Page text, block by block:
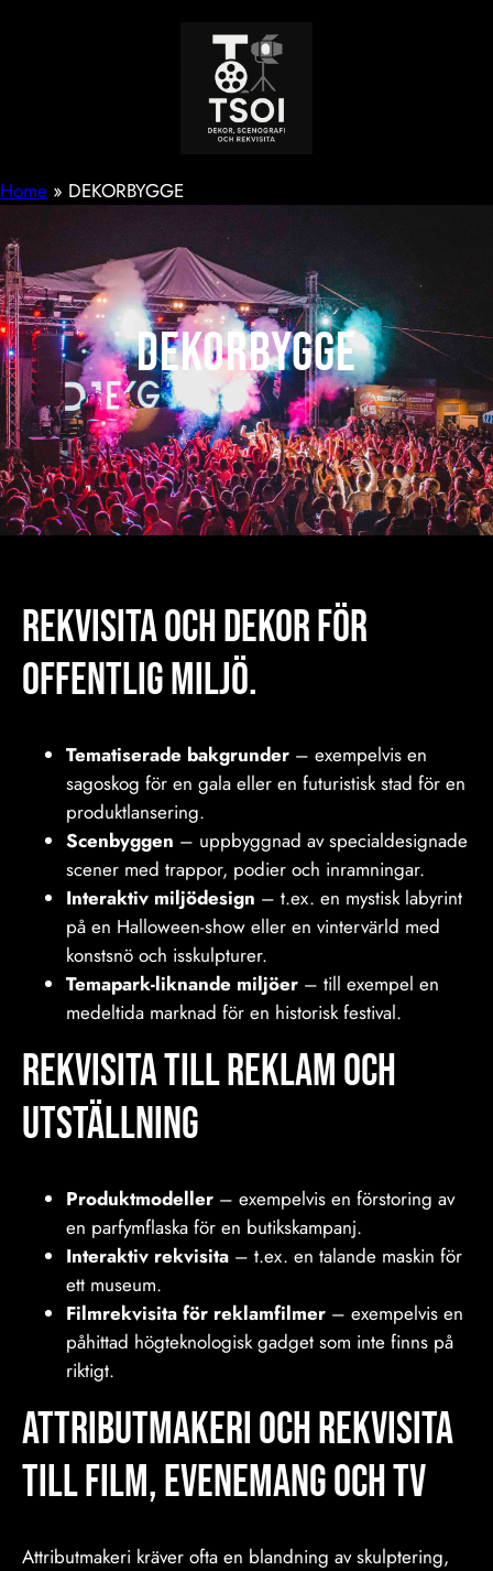
Home » DEKORBYGGE
DEKORBYGGE
REKVISITA och Dekor för
offentlig miljö.
Tematiserade bakgrunder – exempelvis en
sagoskog för en gala eller en futuristisk stad för en
produktlansering.
Scenbyggen – uppbyggnad av specialdesignade
scener med trappor, podier och inramningar.
Interaktiv miljödesign – t.ex. en mystisk labyrint
på en Halloween-show eller en vintervärld med
konstsnö och isskulpturer.
Temapark-liknande miljöer – till exempel en
medeltida marknad för en historisk festival.
Rekvisita Till reklam och
utställning
Produktmodeller – exempelvis en förstoring av
en parfymflaska för en butikskampanj.
Interaktiv rekvisita – t.ex. en talande maskin för
ett museum.
Filmrekvisita för reklamfilmer – exempelvis en
påhittad högteknologisk gadget som inte finns på
riktigt.
Attributmakeri och Rekvisita
till film, Evenemang och tv
Attributmakeri kräver ofta en blandning av skulptering,